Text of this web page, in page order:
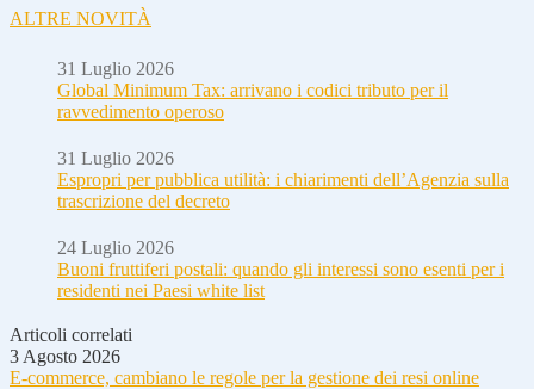
ALTRE NOVITÀ
31 Luglio 2026
Global Minimum Tax: arrivano i codici tributo per il
ravvedimento operoso
31 Luglio 2026
Espropri per pubblica utilità: i chiarimenti dell’Agenzia sulla
trascrizione del decreto
24 Luglio 2026
Buoni fruttiferi postali: quando gli interessi sono esenti per i
residenti nei Paesi white list
Articoli correlati
3 Agosto 2026
E-commerce, cambiano le regole per la gestione dei resi online